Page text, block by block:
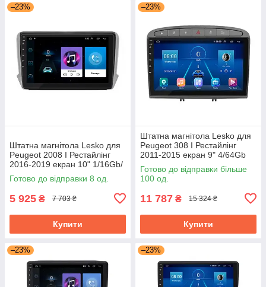
–23%
Штатна магнітола Lesko для
Peugeot 2008 I Рестайлінг
2016-2019 екран 10" 1/16Gb/
Wi-Fi Optima GPS Android
Готово до відправки 8 од.
5 925 ₴ 7 703 ₴
Купити
–23%
Штатна магнітола Lesko для
Peugeot 308 I Рестайлінг
2011-2015 екран 9" 4/64Gb
Grey/4G/ Wi-Fi/CarPlay Top
GPS
Готово до відправки більше
100 од.
11 787 ₴ 15 324 ₴
Купити
–23% –23%